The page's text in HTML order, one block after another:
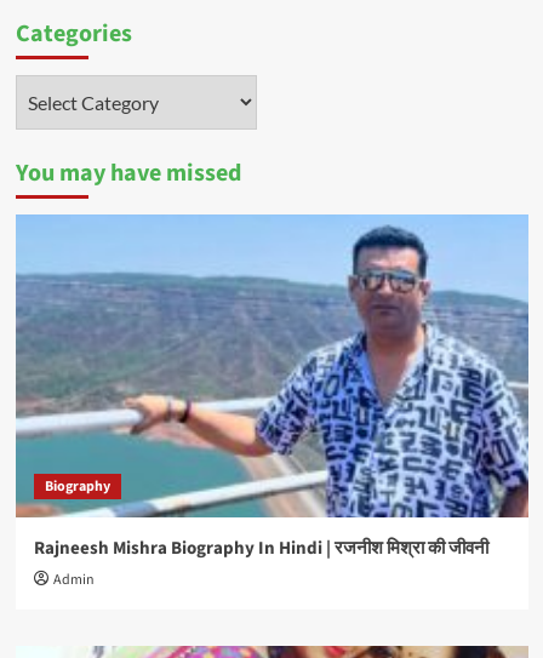
Categories
You may have missed
Biography
Rajneesh Mishra Biography In Hindi | रजनीश मिश्रा की जीवनी
Admin